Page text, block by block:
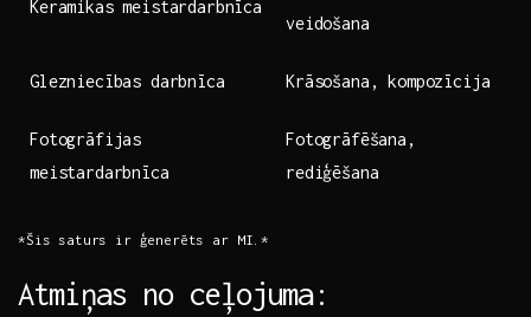
Keramikas ‍meistardarbnīca
veidošana
Glezniecības darbnīca Krāsošana, kompozīcija
Fotogrāfijas
meistardarbnīca
Fotogrāfēšana,
rediģēšana
*Šis saturs ir ģenerēts ar MI.*
Atmiņas no ceļojuma: